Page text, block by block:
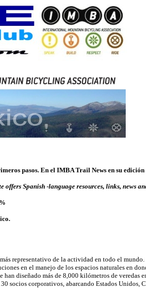
pasos. En el IMBA Trail News en su
offers Spanish -language resources, links, news
representativo de la actividad en todo el mundo.
en el manejo de los espacios naturales en
han diseñado más de 8,000 kilómetros de veredas
socios corporativos, abarcando Estados Unidos,